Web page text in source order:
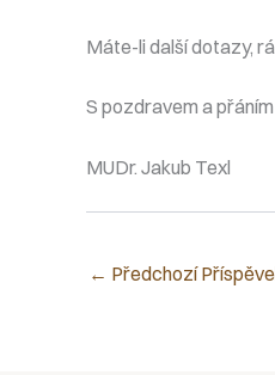
Máte-li další dotazy,
S pozdravem a
MUDr. Jakub Texl
← Předchozí